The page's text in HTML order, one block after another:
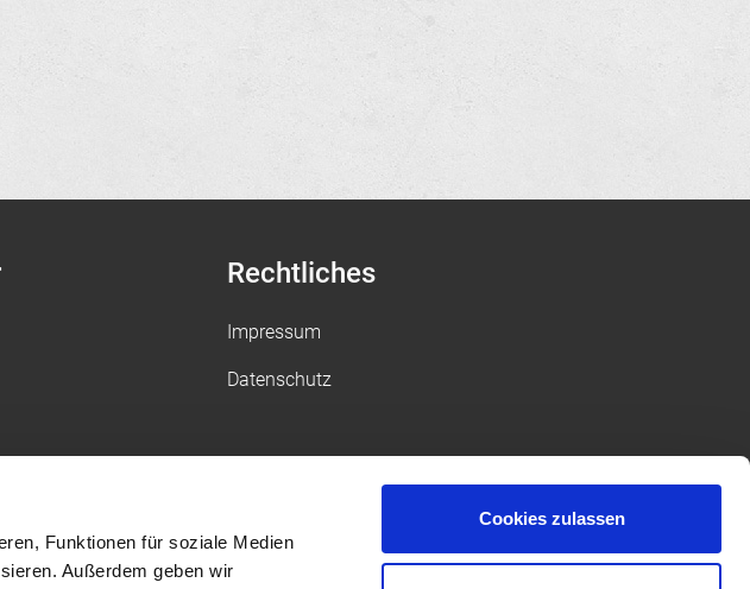
Funktionen für soziale Medien
Außerdem geben wir
Cookies zulassen
Rechtliches
Impressum
Datenschutz